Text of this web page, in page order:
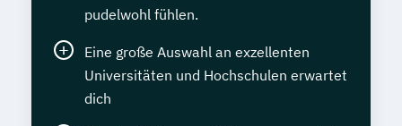
pudelwohl fühlen.
Eine große Auswahl an exzellenten
Universitäten und Hochschulen erwartet
dich